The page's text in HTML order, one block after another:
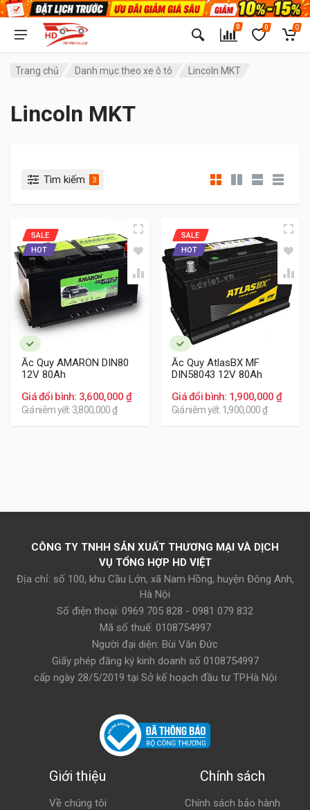
0 0 0
Trang chủ Danh mục theo xe ô tô Lincoln MKT
Lincoln MKT
Tìm kiếm 3
SALE
HOT
Ắc Quy AMARON DIN80
12V 80Ah
Giá đổi bình: 3,600,000 ₫
Giá niêm yết: 3,800,000 ₫
SALE
HOT
Ắc Quy AtlasBX MF
DIN58043 12V 80Ah
Giá đổi bình: 1,900,000 ₫
Giá niêm yết: 1,900,000 ₫
CÔNG TY TNHH SẢN XUẤT THƯƠNG MẠI VÀ DỊCH
VỤ TỔNG HỢP HD VIỆT
Địa chỉ: số 100, khu Cầu Lớn, xã Nam Hồng, huyện Đông Anh,
Hà Nội
Số điện thoại: 0969 705 828 - 0981 079 832
Mã số thuế: 0108754997
Người đại diện: Bùi Văn Đức
Giấy phép đăng ký kinh doanh số 0108754997
cấp ngày 28/5/2019 tại Sở kế hoạch đầu tư TP.Hà Nội
Giới thiệu
Về chúng tôi
Chính sách
Chính sách bảo hành